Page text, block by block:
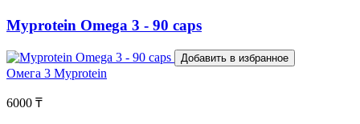
Myprotein Omega 3 - 90 caps
Добавить в избранное
Омега 3 Myprotein
6000 ₸